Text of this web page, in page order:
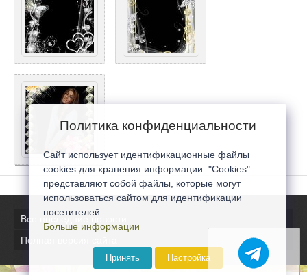
Все последние новости
Полная версия сайта
Политика конфиденциальности
Сайт использует идентификационные файлы
cookies для хранения информации. "Cookies"
представляют собой файлы, которые могут
использоваться сайтом для идентификации
посетителей...
Больше информации
Принять Настройка